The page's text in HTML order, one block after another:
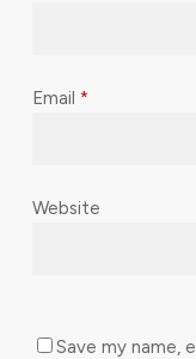
Email *
Website
Save my name,